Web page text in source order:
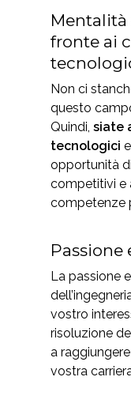
Mentalità
fronte ai
Non ci
questo
Quindi,siate
tecnologici
opportunità
competitivi e
competenze
Passione
La passione
vostro
risoluzione
a raggiungere
vostra